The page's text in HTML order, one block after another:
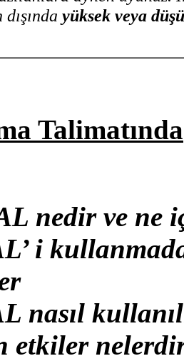
yüksek veya
Talimatında
nedir ve ne
i
nasıl
etkiler